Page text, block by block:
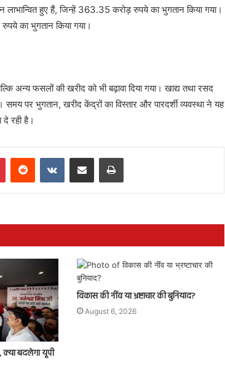
हुए हैं, जिन्हें 363.35 करोड़ रुपये का भुगतान किया गया।
का भुगतान किया गया।
अन्य फसलों की खरीद को भी बढ़ावा दिया गया। खाद्य तथा रसद
पर भुगतान, खरीद केंद्रों का विस्तार और पारदर्शी व्यवस्था ने यह
दे रही है।
PinterestReddit VKontakteShare via Email Print
क्या बदलेगा यूपी
विकास की नींव या भ्रष्टाचार की बुनियाद?
August 6, 2026